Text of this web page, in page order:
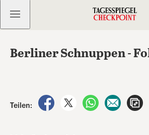
Kostenlos anmelden
Berliner Schnuppen -
Teilen:
auf Facebook teilen
auf X teilen
per per E-